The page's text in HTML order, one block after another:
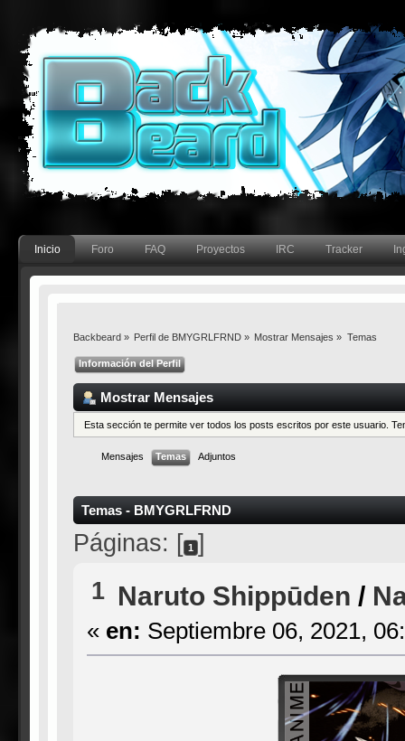
Inicio Foro FAQ Proyectos IRC Tracker
Backbeard» Perfil de BMYGRLFRND» Mostrar Mensajes » Temas
Información del Perfil
Mostrar Mensajes
Esta sección te permite ver todos los posts escritos por este usuario.
Mensajes Temas Adjuntos
Temas - BMYGRLFRND
Páginas: [ 1 ]
1 Naruto Shippūden /
« en: Septiembre 06, 2021,